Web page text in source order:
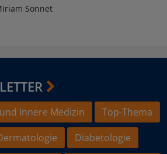
Sonnet
Innere Medizin
Top-Thema
Diabetologie